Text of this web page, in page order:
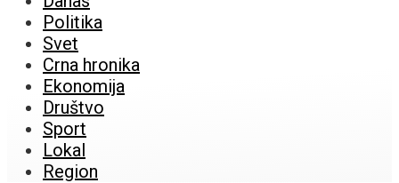
Politika
Svet
Crna hronika
Ekonomija
Društvo
Sport
Lokal
Region